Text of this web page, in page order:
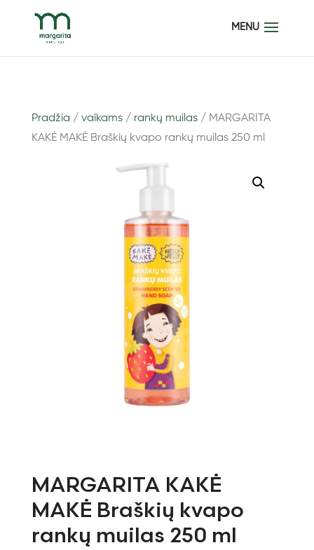
Pradžia / vaikams/ rankų muilas/ MARGARITA
KAKĖ MAKĖ Braškių kvapo rankų muilas 250 ml
MARGARITA KAKĖ
MAKĖ Braškių kvapo
rankų muilas 250 ml